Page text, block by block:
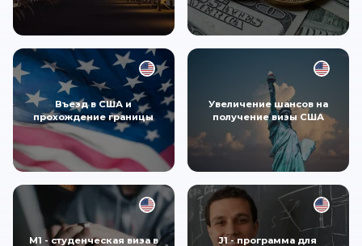
Въезд в США и
прохождение границы
Увеличение шансов на
получение визы США
M1 - студенческая виза в
J1 - программа для